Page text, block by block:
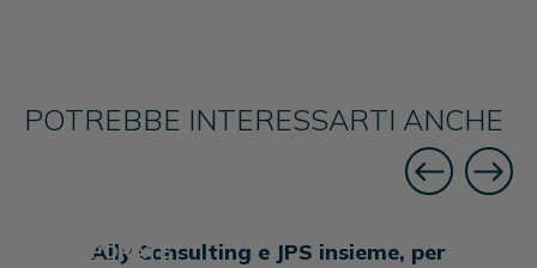
POTREBBE INTERESSARTI ANCHE
CORPORATE
Ally Consulting e JPS insieme, per